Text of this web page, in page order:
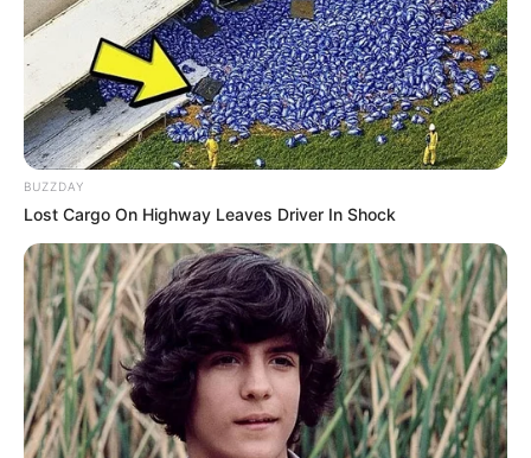
TAGS COMPLETE DRAMA KOREA THE KING OF DRAMAS
BUZZDAY
Lost Cargo On Highway Leaves Driver In Shock